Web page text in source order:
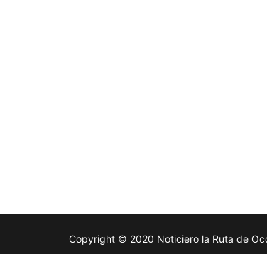
Copyright © 2020 Noticiero la Ruta de